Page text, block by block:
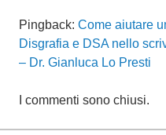
Pingback: Come aiutare
Disgrafia e DSA nello
– Dr. Gianluca Lo Presti
I commenti sono chiusi.